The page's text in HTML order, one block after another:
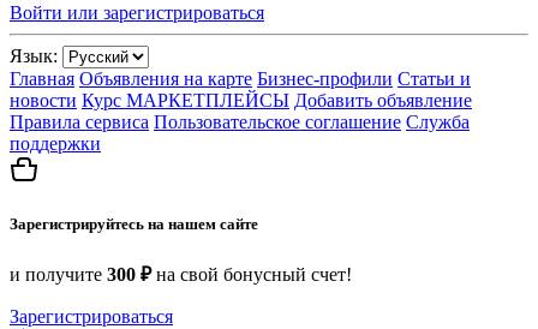
Войти или зарегистрироваться
Язык:
Главная Объявления на карте Бизнес-профили Статьи и
новости Курс МАРКЕТПЛЕЙСЫ Добавить объявление
Правила сервиса Пользовательское соглашение Служба
поддержки
Зарегистрируйтесь на нашем сайте
и получите 300 ₽на свой бонусный счет!
Зарегистрироваться